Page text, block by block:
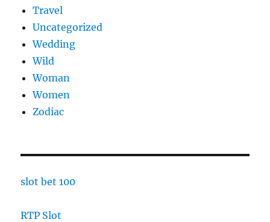
Travel
Uncategorized
Wedding
Wild
Woman
Women
Zodiac
slot bet 100
RTP Slot